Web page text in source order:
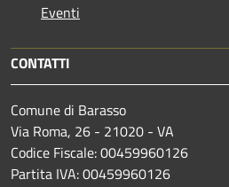
Eventi
CONTATTI
Comune di Barasso
Via Roma, 26 - 21020 - VA
Codice Fiscale: 00459960126
Partita IVA: 00459960126